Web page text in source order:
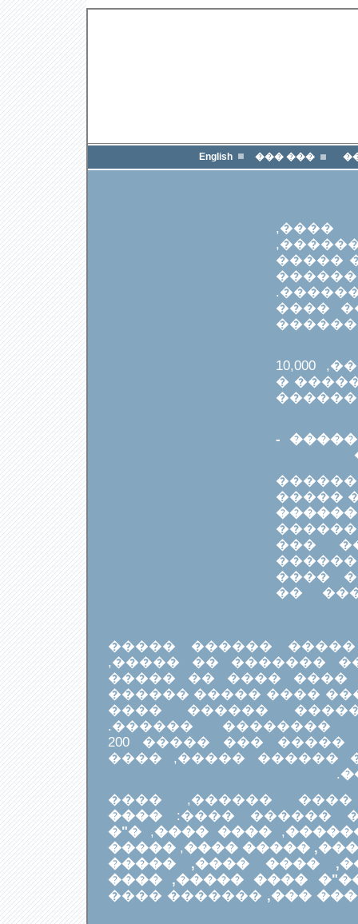
��� ���
English
���
�� 20
14 �����, 400 ������, 10,000
������, 15,000
�����
����
�����
���
����,
����
��
��� ��� �����
���� ���� ������
������ �������.
������ ��� �������
�����. ����
������ ������
������� ������, ����� ��� ����� 200
������ ��������
.
���� �������
��������
����
,
���� ����
,
�"�
������ ���,
,
�����
������, �� �����,
��� ����, ��"� ����
(���.)
������� ����